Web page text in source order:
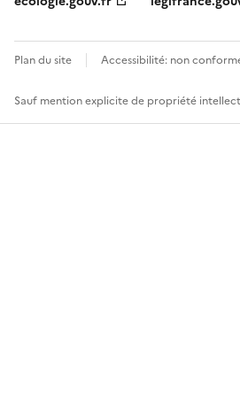
Plan du site Accessibilité: non
Sauf mention explicite de propriété